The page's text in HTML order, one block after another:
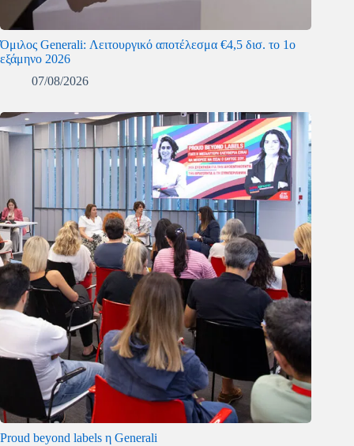
Όμιλος Generali: Λειτουργικό αποτέλεσμα €4,5 δισ. το 1ο
εξάμηνο 2026
07/08/2026
Proud beyond labels η Generali